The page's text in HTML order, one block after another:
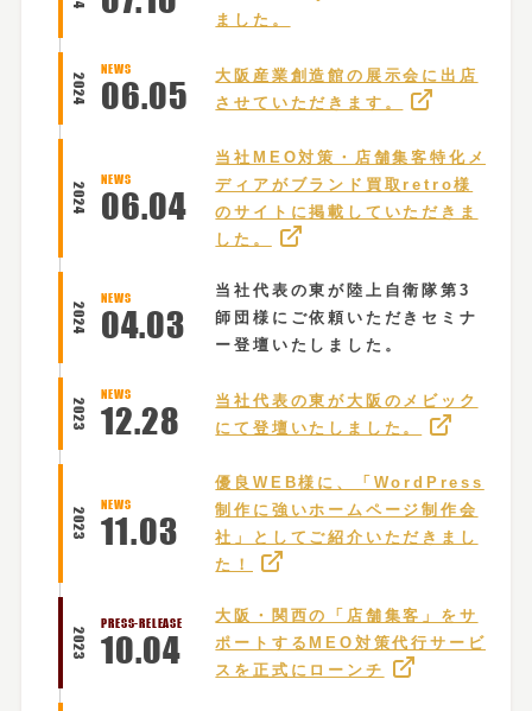
ました。
2024
NEWS
06.05
大阪産業創造館の展示会に出店
させていただきます。
2024
NEWS
06.04
当社MEO対策・店舗集客特化メ
ディアがブランド買取retro様
のサイトに掲載していただきま
した。
2024
NEWS
04.03
当社代表の東が陸上自衛隊第3
師団様にご依頼いただきセミナ
ー登壇いたしました。
2023
NEWS
12.28
当社代表の東が大阪のメビック
にて登壇いたしました。
2023
NEWS
11.03
優良WEB様に、「WordPress
制作に強いホームページ制作会
社」としてご紹介いただきまし
た！
2023
PRESS-RELEASE
10.04
大阪・関西の「店舗集客」をサ
ポートするMEO対策代行サービ
スを正式にローンチ